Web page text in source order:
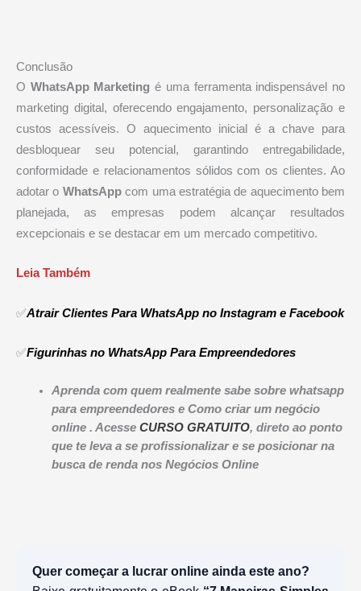
Conclusão
O WhatsApp Marketing é uma ferramenta indispensável no
marketing digital, oferecendo engajamento, personalização e
custos acessíveis. O aquecimento inicial é a chave para
desbloquear seu potencial, garantindo entregabilidade,
conformidade e relacionamentos sólidos com os clientes. Ao
adotar o WhatsAppcom uma estratégia de aquecimento bem
planejada, as empresas podem alcançar resultados
excepcionais e se destacar em um mercado competitivo.
Leia Também
✅Atrair Clientes Para WhatsApp no Instagram e Facebook
✅Figurinhas no WhatsApp Para Empreendedores
Aprenda com quem realmente sabe sobre whatsapp
para empreendedores e Como criar um negócio
online . Acesse CURSO GRATUITO, direto ao ponto
que te leva a se profissionalizar e se posicionar na
busca de renda nos Negócios Online
Quer começar a lucrar online ainda este ano?